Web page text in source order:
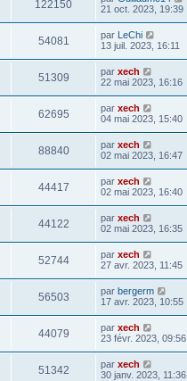
122150
21 oct. 2023, 19:39
54081 par LeChi
13 juil. 2023, 16:11
51309 par xech
22 mai 2023, 16:16
62695 par xech
04 mai 2023, 15:40
88840 par xech
02 mai 2023, 16:47
44417 par xech
02 mai 2023, 16:40
44122 par xech
02 mai 2023, 16:35
52744 par xech
27 avr. 2023, 11:45
56503 par bergerm
17 avr. 2023, 10:55
44079 par xech
23 févr. 2023, 09:56
51342 par xech
30 janv. 2023, 11:36